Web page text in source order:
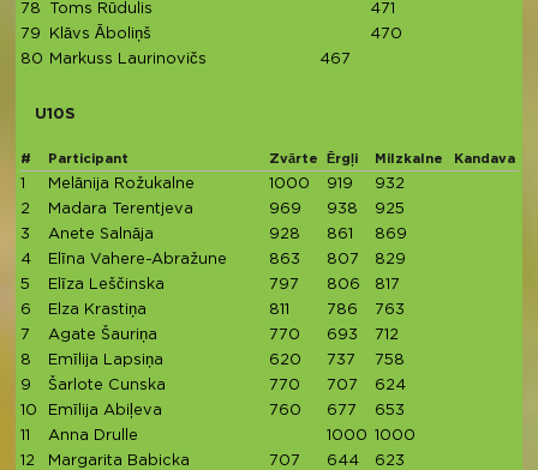
78 Toms Rūdulis 471
79
Klāvs Āboliņš 470
80
Markuss Laurinovičs 467
U10S
# Participant Zvārte Ērgļi Milzkalne Kandava
1 Melānija Rožukalne 1000 919 932
2
Madara Terentjeva 969 938 925
3
Anete Salnāja 928 861 869
4
Elīna Vahere-Abražune 863 807 829
5
Elīza Leščinska 797 806 817
6
Elza Krastiņa 811 786 763
7
Agate Šauriņa 770 693 712
8
Emīlija Lapsiņa 620 737 758
9
Šarlote Cunska 770 707 624
10
Emīlija Abiļeva 760 677 653
11
Anna Drulle 1000 1000
12
Margarita Babicka 707 644 623